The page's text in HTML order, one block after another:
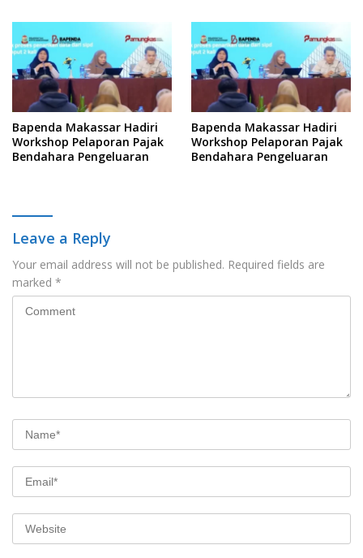
Bapenda Makassar Hadiri
Workshop Pelaporan Pajak
Bendahara Pengeluaran
Bapenda Makassar Hadiri
Workshop Pelaporan Pajak
Bendahara Pengeluaran
Leave a Reply
Your email address will not be published. Required fields are
marked *